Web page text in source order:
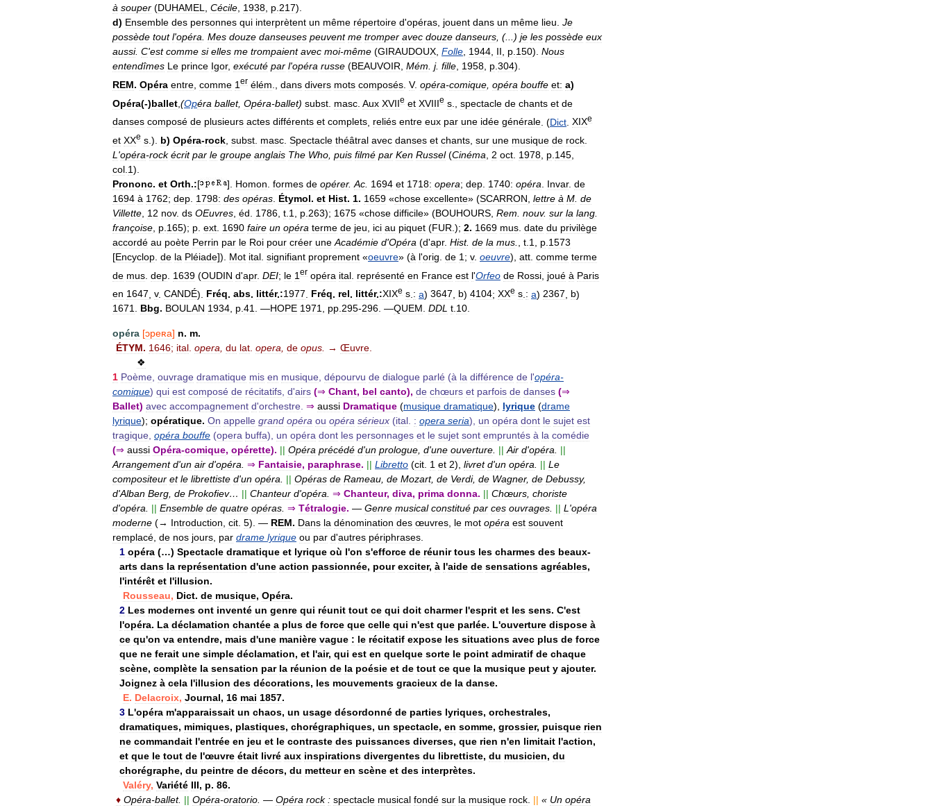
à souper (DUHAMEL, Cécile, 1938, p.217).
d) Ensemble des personnes qui interprètent un même répertoire d'opéras, jouent dans un même lieu. Je
possède tout l'opéra. Mes douze danseuses peuvent me tromper avec douze danseurs, (...) je les possède eux
aussi. C'est comme si elles me trompaient avec moi-même (GIRAUDOUX, Folle, 1944, II, p.150). Nous
entendîmes Le prince Igor, exécuté par l'opéra russe (BEAUVOIR, Mém. j. fille, 1958, p.304).
REM. Opéra entre comme 1 er élém dans divers mots composés V. opéra-comique opéra bouffe et: a)
Opéra(-)ballet (Opéra ballet, Opéra-ballet) subst masc Aux XVIIe et XVIIIe s spectacle de chants et de
danses composé de plusieurs actes différents et complets reliés entre eux par une idée générale . (Dict XIXe
et XXe s .). b) Opéra-rock subst masc Spectacle théâtral avec danses et chants sur une musique de rock
L 'opéra-rock écrit par le groupe anglais The Who puis filmé par Ken Russel(Cinéma 2 oct 1978 p 145
col 1).
Prononc. et Orth.:[ ]. Homon formes de opérer. Ac 1694 et 1718: opera; dep 1740: opéra Invar. de
1694 à 1762; dep 1798: des opéras Étymol. et Hist. 1. 1659 «chose excellente» (SCARRON lettre à M de
Villette 12 nov. ds OEuvres éd 1786 t 1 p 263); 1675 «chose difficile» (BOUHOURS Rem nouv. sur la lang
françoise p 165); p ext 1690 faire un opéra terme de jeu ici au piquet (FUR .); 2. 1669 mus date du privilège
accordé au poète Perrin par le Roi pour créer une Académie d'Opéra (d'apr. Hist. de la mus t 1 p 1573
[Encyclop de la Pléiade]). Mot ital signifiant proprement «oeuvre» (à l'orig de 1 ; v. oeuvre), att comme terme
de mus dep 1639 (OUDIN d'apr. DEI; le 1 er opéra ital représenté en France est l'Orfeo de Rossi joué à Paris
en 1647 v. CANDÉ). Fréq. abs. littér.:1977 Fréq. rel. littér.:XIXe s : a) 3647 b) 4104; XXe s : a) 2367 b)
1671. Bbg. BOULAN 1934, p.41. —HOPE 1971, pp.295-296. —QUEM. DDL t.10.
opéra [ɔpeʀa] n. m.
ÉTYM. 1646; ital. opera, du lat. opera, de opus. → Œuvre.
❖
1 Poème, ouvrage dramatique mis en musique, dépourvu de dialogue parlé (à la différence de l'opéra-
comique) qui est composé de récitatifs, d'airs (⇒ Chant, bel canto), de chœurs et parfois de danses (⇒
Ballet) avec accompagnement d'orchestre. ⇒ aussi Dramatique (musique dramatique), lyrique (drame
lyrique); opératique. On appelle grand opéra ou opéra sérieux (ital. : opera seria), un opéra dont le sujet est
tragique, opéra bouffe (opera buffa), un opéra dont les personnages et le sujet sont empruntés à la comédie
(⇒ aussi Opéra-comique, opérette). || Opéra précédé d'un prologue, d'une ouverture. || Air d'opéra. ||
Arrangement d'un air d'opéra. ⇒ Fantaisie, paraphrase. || Libretto (cit. 1 et 2), livret d'un opéra. || Le
compositeur et le librettiste d'un opéra. || Opéras de Rameau, de Mozart, de Verdi, de Wagner, de Debussy,
d'Alban Berg, de Prokofiev… || Chanteur d'opéra. ⇒ Chanteur, diva, prima donna. || Chœurs, choriste
d'opéra. || Ensemble de quatre opéras. ⇒ Tétralogie. — Genre musical constitué par ces ouvrages. || L'opéra
moderne (→ Introduction, cit. 5). — REM. Dans la dénomination des œuvres, le mot opéra est souvent
remplacé, de nos jours, par drame lyrique ou par d'autres périphrases.
1 opéra (…) Spectacle dramatique et lyrique où l'on s'efforce de réunir tous les charmes des beaux-
arts dans la représentation d'une action passionnée, pour exciter, à l'aide de sensations agréables,
l'intérêt et l'illusion.
Rousseau, Dict. de musique, Opéra.
2 Les modernes ont inventé un genre qui réunit tout ce qui doit charmer l'esprit et les sens. C'est
l'opéra. La déclamation chantée a plus de force que celle qui n'est que parlée. L'ouverture dispose à
ce qu'on va entendre, mais d'une manière vague : le récitatif expose les situations avec plus de force
que ne ferait une simple déclamation, et l'air, qui est en quelque sorte le point admiratif de chaque
scène, complète la sensation par la réunion de la poésie et de tout ce que la musique peut y ajouter.
Joignez à cela l'illusion des décorations, les mouvements gracieux de la danse.
E. Delacroix, Journal, 16 mai 1857.
3 L'opéra m'apparaissait un chaos, un usage désordonné de parties lyriques, orchestrales,
dramatiques, mimiques, plastiques, chorégraphiques, un spectacle, en somme, grossier, puisque rien
ne commandait l'entrée en jeu et le contraste des puissances diverses, que rien n'en limitait l'action,
et que le tout de l'œuvre était livré aux inspirations divergentes du librettiste, du musicien, du
chorégraphe, du peintre de décors, du metteur en scène et des interprètes.
Valéry, Variété III, p. 86.
♦ Opéra-ballet. || Opéra-oratorio. — Opéra rock : spectacle musical fondé sur la musique rock. || « Un opéra